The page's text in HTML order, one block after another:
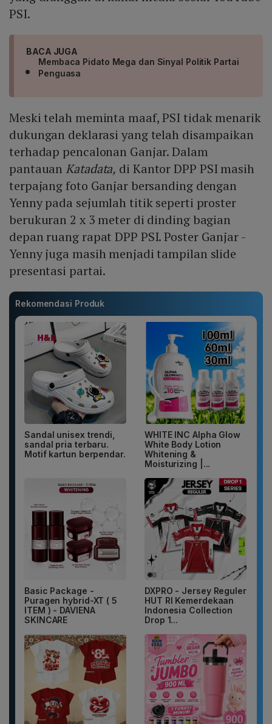
PSI.
BACA JUGA
Membaca Pidato Mega dan Sinyal Politik Partai
Penguasa
Meski telah meminta maaf, PSI tidak menarik
dukungan deklarasi yang telah disampaikan
terhadap pencalonan Ganjar. Dalam
pantauan Katadata, di Kantor DPP PSI masih
terpajang foto Ganjar bersanding dengan
Yenny pada sejumlah titik seperti proster
berukuran 2 x 3 meter di dinding bagian
depan ruang rapat DPP PSI. Poster Ganjar -
Yenny juga masih menjadi tampilan slide
presentasi partai.
Rekomendasi Produk
Sandal unisex trendi,
sandal pria terbaru.
Motif kartun berpendar.
WHITE INC Alpha Glow
White Body Lotion
Whitening &
Moisturizing |...
Basic Package -
Puragen hybrid-XT ( 5
ITEM ) - DAVIENA
SKINCARE
DXPRO - Jersey Reguler
HUT RI Kemerdekaan
Indonesia Collection
Drop 1...